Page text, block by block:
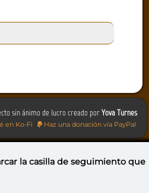
sin ánimo de lucro creado porYova Turnes
en Ko-Fi Haz una donación vía PayPal
la casilla de seguimiento que